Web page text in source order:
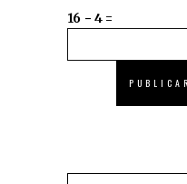
16 − 4 =